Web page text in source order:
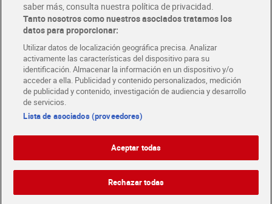
Tarjeta MaX Dia
Te devuelve hasta 8€/mes de tus compras.
¡Solicita tu tarjeta de crédito aquí!
COMER MEJOR CADA DIA
COLABORA CON DIA ABRE TU TIENDA DIA CORPORATE
EnglishPolítica de privacidad Política de cookies
saber más, consulta nuestra política de privacidad.
Tanto nosotros como nuestros asociados tratamos los
datos para proporcionar:
Utilizar datos de localización geográfica precisa. Analizar
activamente las características del dispositivo para su
identificación. Almacenar la información en un dispositivo y/o
acceder a ella. Publicidad y contenido personalizados, medición
de publicidad y contenido, investigación de audiencia y desarrollo
de servicios.
Lista de asociados (proveedores)
Aceptar todas
Rechazar todas